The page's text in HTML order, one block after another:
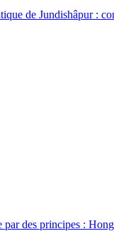
de Jundishâpur :
par des principes :